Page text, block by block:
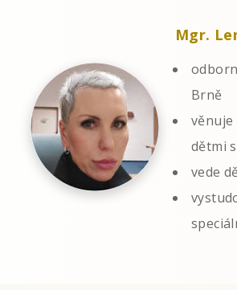
Mgr.
Brně
dětmi s
vede